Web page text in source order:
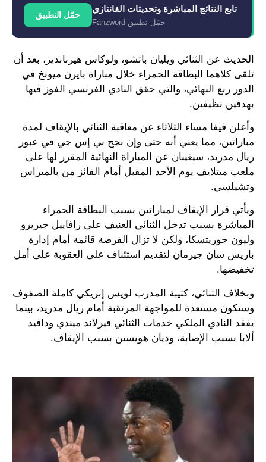
تابع النتائج المباشرة وتحديثات الفانتازي
حمّل تطبيق Fanzword
حمّل التطبيق
الحديث عن الثنائي ويليان باتشو، ولوكاس هيرنانديز، بعد أن
تلقى كلاهما البطاقة الحمراء خلال مباراة بايرن ميونخ في
الدور ربع النهائي، والتي حقق النادي الفرنسي الفوز فيها
بهدفين نظيفين.
وأعلن فيفا مساء الثلاثاء عن معاقبة الثنائي بالإيقاف لمدة
مباراتين، مما يعني أنه حتى وإن نجح بي إس جي في عبور
ريال مدريد، سيغيبان عن المباراة النهائية المقرر لها على
ملعب ميتلايف يوم الأحد المقبل أمام الفائز من بالميراس
وتشيلسي.
ويأتي قرار الإيقاف لمباراتين بسبب البطاقة الحمراء
المباشرة بسبب تدخل الثنائي العنيف على رافاييل جيريرو
وليون جوريتسكا، ولكن لا تزال الفرصة قائمة أمام إدارة
باريس سان جيرمان لتقديم استئناف على العقوبة على أمل
تخفيضها.
وبخلاف الثنائي، كتيبة المدرب لويس إنريكي كاملة الصفوف
وستكون مستعدة للمواجهة المرتقبة أمام ريال مدريد، بينما
يفقد النادي الملكي خدمات الثنائي فيرلاند ميندي ودافيد
ألابا بسبب الإصابة، وديان هويسين بسبب الإيقاف.